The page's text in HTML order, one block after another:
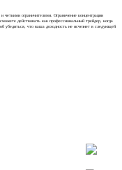
четкими ограничителями. Ограничение концентрации
действовать как профессиональный трейдер, когда
убедиться, что ваша доходность не исчезнет в следующей